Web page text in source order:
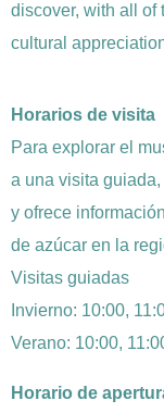
discover, with all of
cultural
Horarios de visita
Para explorar el
a una visita
y ofrece
de azúcar en la
Visitas guiadas
Invierno: 10:00,
Verano: 10:00,
Horario de